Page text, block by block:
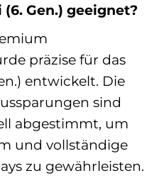
Gen.) geeignet?
präzise für das
entwickelt. Die
sind
abgestimmt, um
und vollständige
zu gewährleisten.